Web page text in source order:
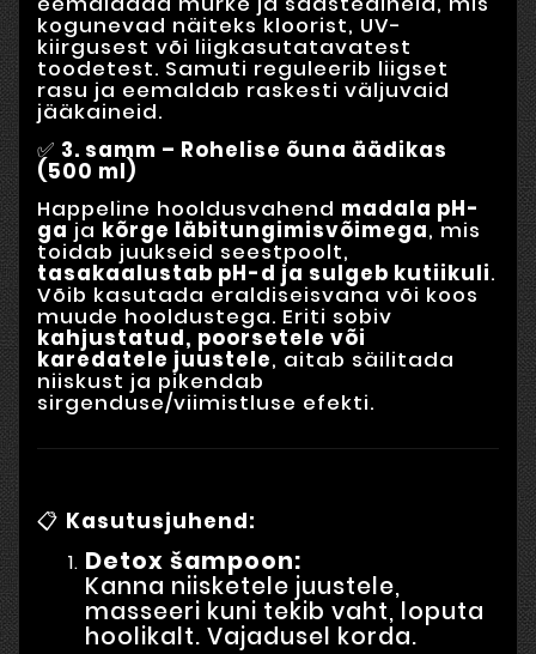
kogunevad näiteks kloorist, UV-
kiirgusest või liigkasutatavatest
toodetest. Samuti reguleerib liigset
rasu ja eemaldab raskesti väljuvaid
jääkaineid.
✅ 3. samm – Rohelise õuna äädikas
(500 ml)
Happeline hooldusvahend madala pH-
gaja kõrge läbitungimisvõimega, mis
toidab juukseid seestpoolt,
tasakaalustab pH-d ja sulgeb kutiikuli.
Võib kasutada eraldiseisvana või koos
muude hooldustega. Eriti sobiv
kahjustatud, poorsetele või
karedatele juustele, aitab säilitada
niiskust ja pikendab
sirgenduse/viimistluse efekti.
📋 Kasutusjuhend:
Detox šampoon:
Kanna niisketele juustele,
masseeri kuni tekib vaht, loputa
hoolikalt. Vajadusel korda.